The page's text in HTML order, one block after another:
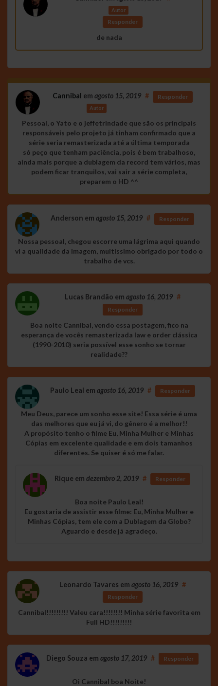
Autor
Responder
de nada
Cannibal em agosto 15, 2019
Autor
# Responder
Pessoal, o Yato e o jeffetrindade que são os principais
responsáveis pelo projeto já tinham confirmado que a
série seria remasterizada até a última temporada
só peço que tenham paciência, pois é bem trabalhoso,
ainda mais porque a dublagem da record tem vários, mas
podem ficar tranquilos, vai sair a série completa,
preparem o HD ^^
Anderson em agosto 15, 2019 # Responder
Nossa pessoal, chegou escorre uma lágrima aqui quando
vi a qualidade da imagem, muitíssimo obrigado por todo o
trabalho de vcs.
Lucas Brandão em agosto 16, 2019 #
Responder
Boa noite Cannibal, vendo essa postagem, fico na
esperança de vocês remasterizada law e order clássica
(1990-2010) seria possível esse sonho se tornar
realidade??
Paulo Leal em agosto 16, 2019 # Responder
Meu Deus, parece um sonho esse site! Essa série é uma
das melhores que eu já vi, do gênero é a melhor!!
A propósito tenho o filme Eu, Minha Mulher e Minhas
Cópias em excelente qualidade e em dois tamanhos
diferentes. Se quiser é só me falar.
Rique em dezembro 2, 2019 # Responder
Boa noite Paulo Leal!
Eu gostaria de assistir esse filme: Eu, Minha Mulher e
Minhas Cópias, tem ele com a Dublagem da Globo?
Aguardo e desde já agradeço.
Leonardo Tavares em agosto 16, 2019 #
Responder
Cannibal!!!!!!!!! Valeu cara!!!!!!!! Minha série favorita em
Full HD!!!!!!!!!
Diego Souza em agosto 17, 2019 # Responder
Oi Cannibal boa Noite!